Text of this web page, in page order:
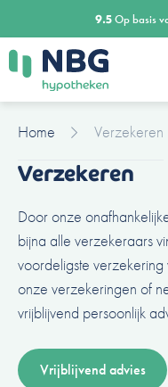
naar
de
inhoud
9.5Op basis
Home Verzekeren
Verzekeren
Door onze
bijna alle verzekeraars
voordeligste
onze verzekeringen of
vrijblijvend persoonlijk
Vrijblijvend advies